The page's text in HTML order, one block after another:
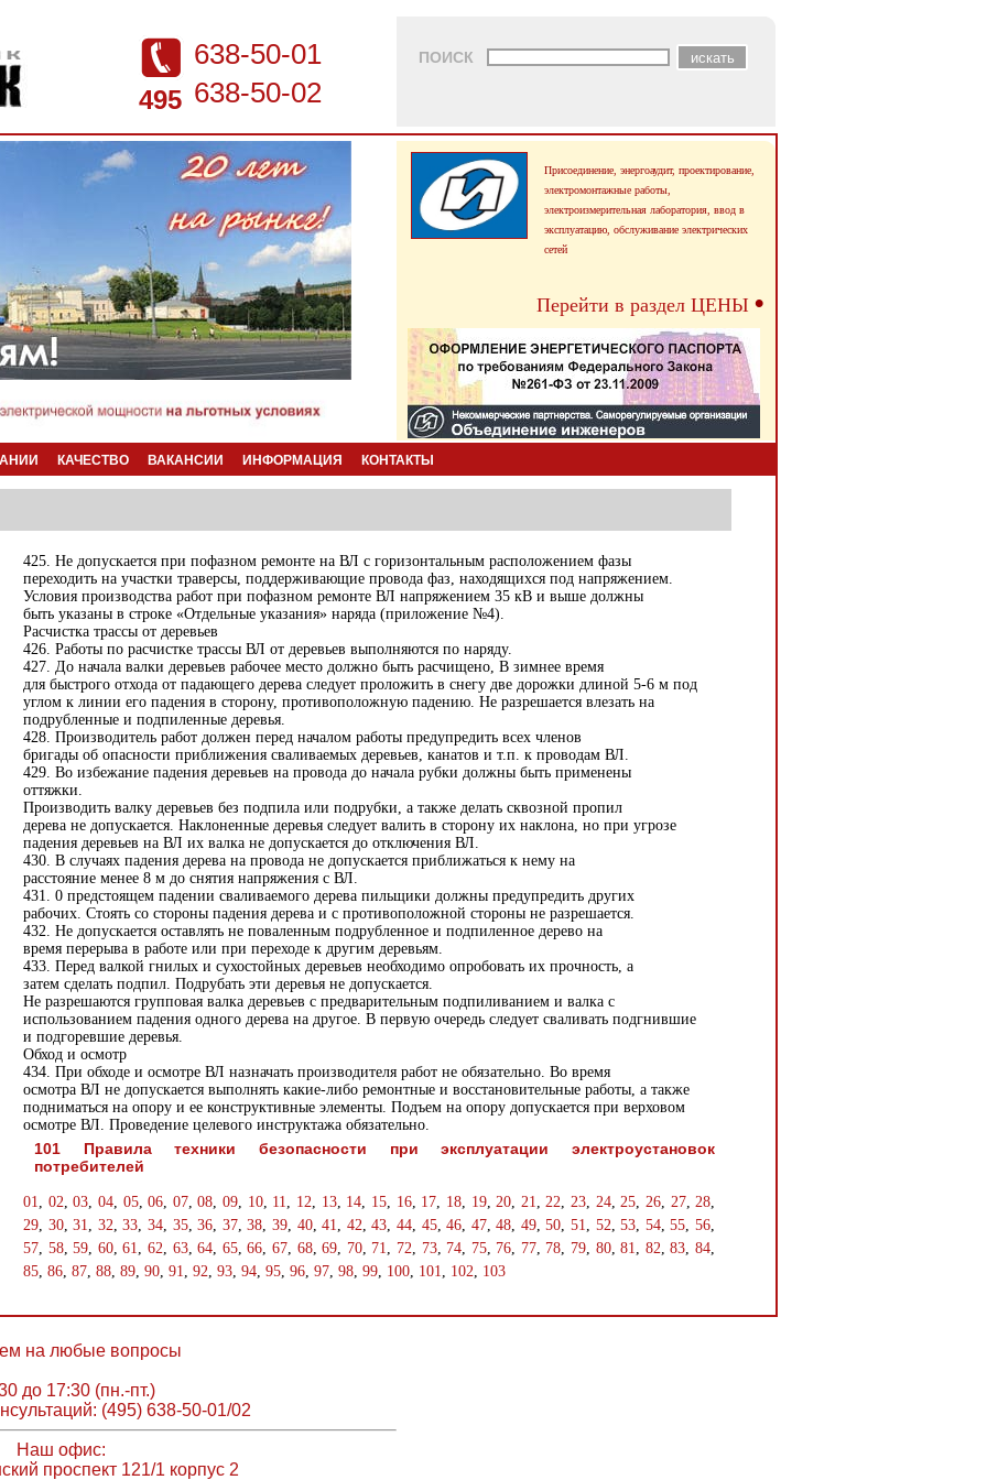
495
638-50-01
638-50-02
ПОИСК
Присоединение, энергоаудит, проектирование,
электромонтажные работы,
электроизмерительная лаборатория, ввод в
эксплуатацию, обслуживание электрических
сетей
Перейти в раздел ЦЕНЫ •
КАЧЕСТВО ВАКАНСИИ ИНФОРМАЦИЯ КОНТАКТЫ
425. Не допускается при пофазном ремонте на ВЛ с горизонтальным расположением фазы
переходить на участки траверсы, поддерживающие провода фаз, находящихся под напряжением.
Условия производства работ при пофазном ремонте ВЛ напряжением 35 кВ и выше должны
быть указаны в строке «Отдельные указания» наряда (приложение №4).
Расчистка трассы от деревьев
426. Работы по расчистке трассы ВЛ от деревьев выполняются по наряду.
427. До начала валки деревьев рабочее место должно быть расчищено, В зимнее время
для быстрого отхода от падающего дерева следует проложить в снегу две дорожки длиной 5-6 м под
углом к линии его падения в сторону, противоположную падению. Не разрешается влезать на
подрубленные и подпиленные деревья.
428. Производитель работ должен перед началом работы предупредить всех членов
бригады об опасности приближения сваливаемых деревьев, канатов и т.п. к проводам ВЛ.
429. Во избежание падения деревьев на провода до начала рубки должны быть применены
оттяжки.
Производить валку деревьев без подпила или подрубки, а также делать сквозной пропил
дерева не допускается. Наклоненные деревья следует валить в сторону их наклона, но при угрозе
падения деревьев на ВЛ их валка не допускается до отключения ВЛ.
430. В случаях падения дерева на провода не допускается приближаться к нему на
расстояние менее 8 м до снятия напряжения с ВЛ.
431. 0 предстоящем падении сваливаемого дерева пильщики должны предупредить других
рабочих. Стоять со стороны падения дерева и с противоположной стороны не разрешается.
432. Не допускается оставлять не поваленным подрубленное и подпиленное дерево на
время перерыва в работе или при переходе к другим деревьям.
433. Перед валкой гнилых и сухостойных деревьев необходимо опробовать их прочность, а
затем сделать подпил. Подрубать эти деревья не допускается.
Не разрешаются групповая валка деревьев с предварительным подпиливанием и валка с
использованием падения одного дерева на другое. В первую очередь следует сваливать подгнившие
и подгоревшие деревья.
Обход и осмотр
434. При обходе и осмотре ВЛ назначать производителя работ не обязательно. Во время
осмотра ВЛ не допускается выполнять какие-либо ремонтные и восстановительные работы, а также
подниматься на опору и ее конструктивные элементы. Подъем на опору допускается при верховом
осмотре ВЛ. Проведение целевого инструктажа обязательно.
101 Правила техники безопасности при эксплуатации электроустановок
потребителей
01, 02,03, 04, 05,06, 07,08,09, 10, 11, 12, 13, 14, 15, 16, 17, 18, 19,20, 21,22,23, 24,25,26, 27,28,
29, 30,31, 32,33, 34, 35,36, 37,38, 39, 40,41, 42,43, 44, 45,46, 47,48, 49,50,51, 52,53, 54,55,56,
57, 58,59, 60,61, 62, 63,64, 65,66, 67, 68,69, 70, 71, 72, 73, 74, 75, 76, 77, 78, 79, 80,81, 82,83,84,
85, 86, 87, 88, 89, 90, 91, 92, 93, 94, 95, 96, 97, 98, 99, 100, 101, 102, 103
на любые вопросы
до 17:30 (пн.-пт.)
(495) 638-50-01/02
Наш офис:
проспект 121/1 корпус 2